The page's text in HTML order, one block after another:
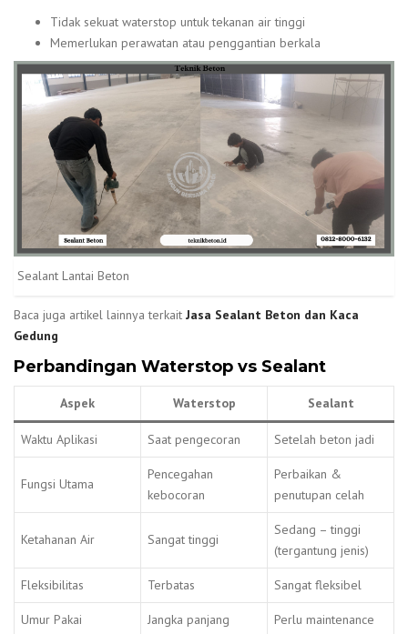
Tidak sekuat waterstop untuk tekanan air tinggi
Memerlukan perawatan atau penggantian berkala
Sealant Lantai Beton
Baca juga artikel lainnya terkait Jasa Sealant Beton dan Kaca
Gedung
Perbandingan Waterstop vs Sealant
Aspek Waterstop Sealant
Waktu Aplikasi Saat pengecoran Setelah beton jadi
Fungsi Utama
Pencegahan
kebocoran
Perbaikan &
penutupan celah
Ketahanan Air Sangat tinggi
Sedang – tinggi
(tergantung jenis)
Fleksibilitas Terbatas Sangat fleksibel
Umur Pakai Jangka panjang Perlu maintenance